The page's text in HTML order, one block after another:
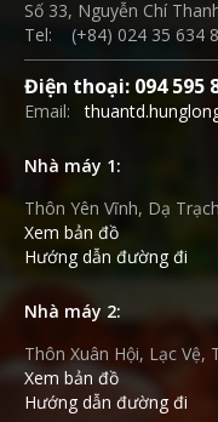
Số 33, Nguyễn Chí
Tel: (+84) 024 35 634
Điện thoại: 094 595
Email:
Nhà máy 1:
Thôn Yên Vĩnh, Dạ
Xem bản đồ
Hướng dẫn đường đi
Nhà máy 2:
Thôn Xuân Hội, Lạc Vệ,
Xem bản đồ
Hướng dẫn đường đi